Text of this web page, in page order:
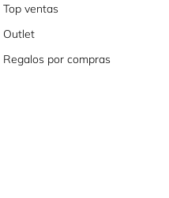
Top ventas
Outlet
Regalos por compras